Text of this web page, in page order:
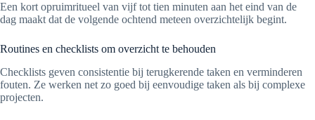
Een kort opruimritueel van vijf tot tien minuten aan het eind van de
dag maakt dat de volgende ochtend meteen overzichtelijk begint.
Routines en checklists om overzicht te behouden
Checklists geven consistentie bij terugkerende taken en verminderen
fouten. Ze werken net zo goed bij eenvoudige taken als bij complexe
projecten.